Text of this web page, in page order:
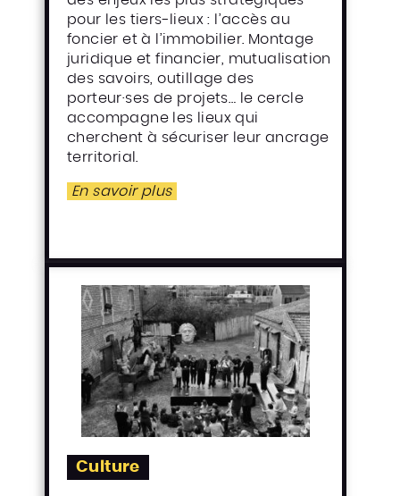
pour les tiers-lieux : l’accès au
foncier et à l’immobilier. Montage
juridique et financier, mutualisation
des savoirs, outillage des
porteur·ses de projets… le cercle
accompagne les lieux qui
cherchent à sécuriser leur ancrage
territorial.
En savoir plus
Culture